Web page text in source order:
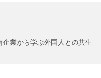
業から学ぶ外国人との共生